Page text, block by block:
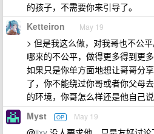
的孩子，不需要你来引导了。
Ketteiron May 19
> 但是我这么做，对我哥也不公平
哪来的不公平，做得更多得到更
如果只是你单方面地想让哥哥分
了，你不能绕过你哥或者你父母
的环境，你哥怎么样还是他自己说
Myst OP May 19